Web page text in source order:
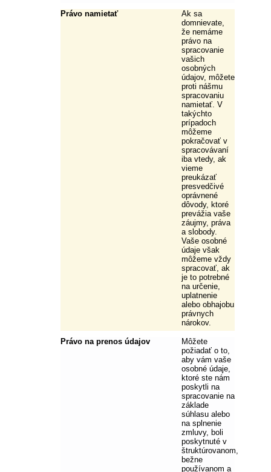
Právo namietať
Ak sa
domnievate,
že nemáme
právo na
spracovanie
vašich
osobných
údajov, môžete
proti nášmu
spracovaniu
namietať. V
takýchto
prípadoch
môžeme
pokračovať v
spracovávaní
iba vtedy, ak
vieme
preukázať
presvedčivé
oprávnené
dôvody, ktoré
prevážia vaše
záujmy, práva
a slobody.
Vaše osobné
údaje však
môžeme vždy
spracovať, ak
je to potrebné
na určenie,
uplatnenie
alebo obhajobu
právnych
nárokov.
Právo na prenos údajov
Môžete
požiadať o to,
aby vám vaše
osobné údaje,
ktoré ste nám
poskytli na
spracovanie na
základe
súhlasu alebo
na splnenie
zmluvy, boli
poskytnuté v
štruktúrovanom,
bežne
používanom a